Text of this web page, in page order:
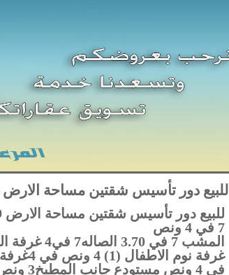
للبيع دور تأسيس شقتين مساحة الارض 529 متر بحي الزهور بعنيزة
7 في 4 ونص
المشب 7 في 3.70 الصاله7 في4 غرفة النوم 5 في 4 ونص